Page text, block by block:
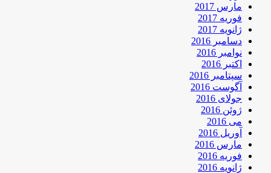
مارس 2017
فوریه 2017
ژانویه 2017
دسامبر 2016
نوامبر 2016
اکتبر 2016
سپتامبر 2016
آگوست 2016
جولای 2016
ژوئن 2016
می 2016
آوریل 2016
مارس 2016
فوریه 2016
ژانویه 2016